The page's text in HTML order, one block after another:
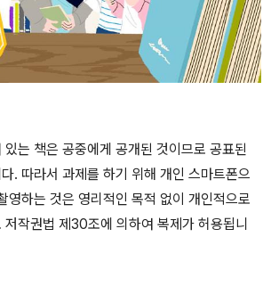
는 책은 공중에게 공개된 것이므로 공표된
. 따라서 과제를 하기 위해 개인 스마트폰으
영하는 것은 영리적인 목적 없이 개인적으로
작권법 제 30조에 의하여 복제가 허용됩니